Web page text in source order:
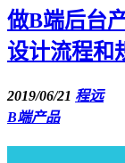
做B端后台
设计流程和
2019/06/21 程远
B端产品